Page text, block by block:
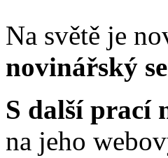
Na světě je
novinářský
S další prací
na jeho